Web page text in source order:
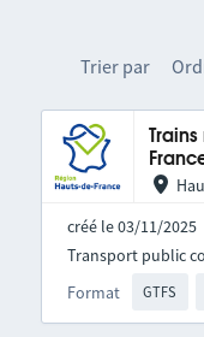
Trier par
créé le 03/11/2025
Format GTFS
Transport public